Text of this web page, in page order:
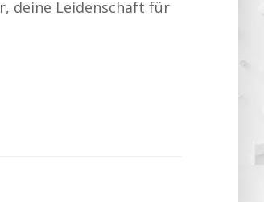
deine Leidenschaft für